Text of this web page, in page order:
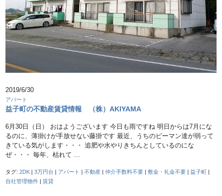
2019/6/30
アパート
益子町の不動産賃貸情報 （株）AKIYAMA
6月30日（日） おはようございます 今日も雨ですね 明日からは7月にな
るのに、薄掛けが手放せない藤掛です 最近、うちのピーマン達が弱って
きている気がします・・・ 追肥や水やりきちんとしているのにな
ぜ・・・ 毎年、枯れて …
タグ:2DK |3万円台 | アパート |不動産 |仲介手数料不要 |敷金・礼金不要 |益子町 |
自社管理物件 |賃貸